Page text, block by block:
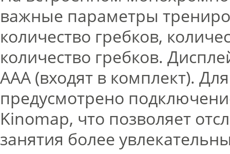
важные параметры
количество гребков,
количество гребков.
AAA (входят в комплект).
предусмотрено
Kinomap, что позволяет
занятия более